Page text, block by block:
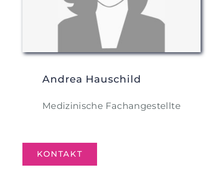
Andrea Hauschild
Medizinische Fachangestellte
KONTAKT